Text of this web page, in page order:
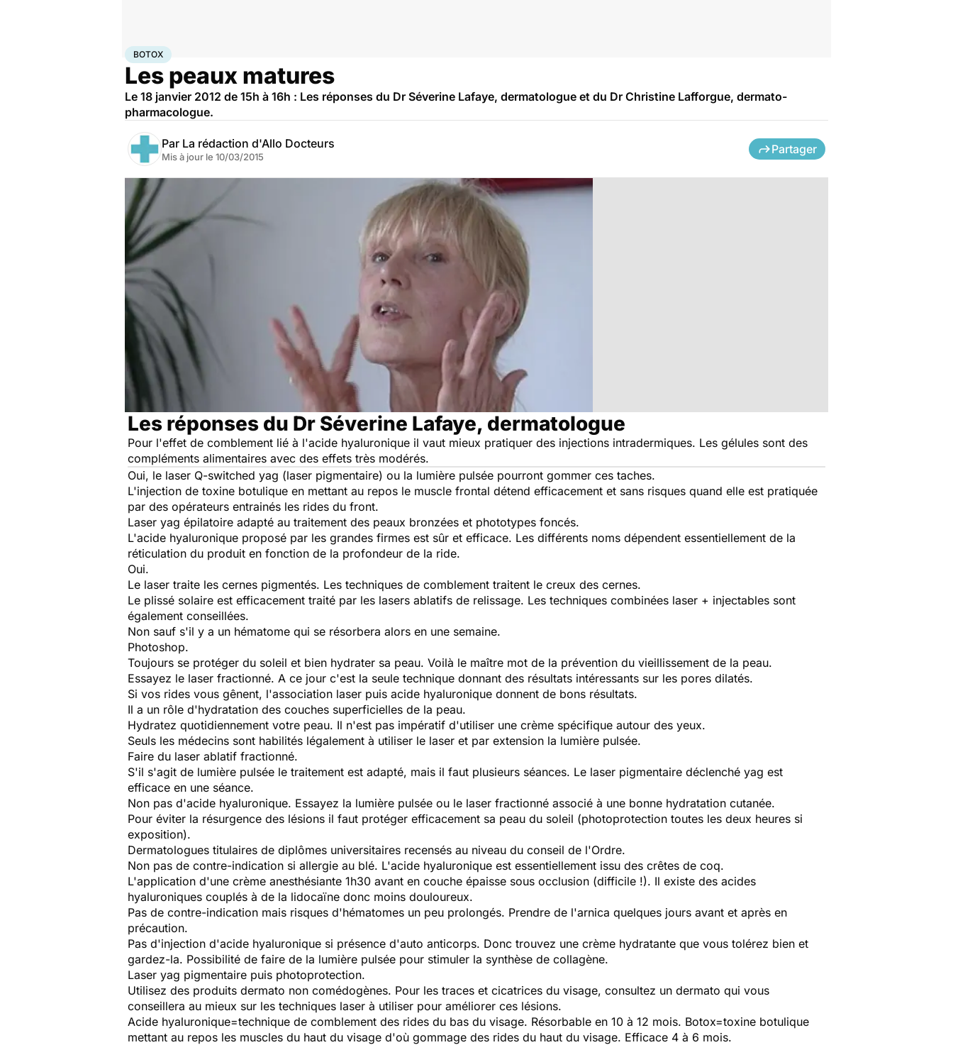
AccueilSanté
BOTOX
Les peaux matures
Le 18 janvier 2012 de 15h à 16h : Les réponses du Dr Séverine Lafaye, dermatologue et du Dr Christine Lafforgue, dermato-
pharmacologue.
Par La rédaction d'Allo Docteurs
Mis à jour le 10/03/2015
Partager
Les réponses du Dr Séverine Lafaye, dermatologue
Pour l'effet de comblement lié à l'acide hyaluronique il vaut mieux pratiquer des injections intradermiques. Les gélules sont des
compléments alimentaires avec des effets très modérés.
Oui, le laser Q-switched yag (laser pigmentaire) ou la lumière pulsée pourront gommer ces taches.
L'injection de toxine botulique en mettant au repos le muscle frontal détend efficacement et sans risques quand elle est pratiquée
par des opérateurs entrainés les rides du front.
Laser yag épilatoire adapté au traitement des peaux bronzées et phototypes foncés.
L'acide hyaluronique proposé par les grandes firmes est sûr et efficace. Les différents noms dépendent essentiellement de la
réticulation du produit en fonction de la profondeur de la ride.
Oui.
Le laser traite les cernes pigmentés. Les techniques de comblement traitent le creux des cernes.
Le plissé solaire est efficacement traité par les lasers ablatifs de relissage. Les techniques combinées laser + injectables sont
également conseillées.
Non sauf s'il y a un hématome qui se résorbera alors en une semaine.
Photoshop.
Toujours se protéger du soleil et bien hydrater sa peau. Voilà le maître mot de la prévention du vieillissement de la peau.
Essayez le laser fractionné. A ce jour c'est la seule technique donnant des résultats intéressants sur les pores dilatés.
Si vos rides vous gênent, l'association laser puis acide hyaluronique donnent de bons résultats.
Il a un rôle d'hydratation des couches superficielles de la peau.
Hydratez quotidiennement votre peau. Il n'est pas impératif d'utiliser une crème spécifique autour des yeux.
Seuls les médecins sont habilités légalement à utiliser le laser et par extension la lumière pulsée.
Faire du laser ablatif fractionné.
S'il s'agit de lumière pulsée le traitement est adapté, mais il faut plusieurs séances. Le laser pigmentaire déclenché yag est
efficace en une séance.
Non pas d'acide hyaluronique. Essayez la lumière pulsée ou le laser fractionné associé à une bonne hydratation cutanée.
Pour éviter la résurgence des lésions il faut protéger efficacement sa peau du soleil (photoprotection toutes les deux heures si
exposition).
Dermatologues titulaires de diplômes universitaires recensés au niveau du conseil de l'Ordre.
Non pas de contre-indication si allergie au blé. L'acide hyaluronique est essentiellement issu des crêtes de coq.
L'application d'une crème anesthésiante 1h30 avant en couche épaisse sous occlusion (difficile !). Il existe des acides
hyaluroniques couplés à de la lidocaïne donc moins douloureux.
Pas de contre-indication mais risques d'hématomes un peu prolongés. Prendre de l'arnica quelques jours avant et après en
précaution.
Pas d'injection d'acide hyaluronique si présence d'auto anticorps. Donc trouvez une crème hydratante que vous tolérez bien et
gardez-la. Possibilité de faire de la lumière pulsée pour stimuler la synthèse de collagène.
Laser yag pigmentaire puis photoprotection.
Utilisez des produits dermato non comédogènes. Pour les traces et cicatrices du visage, consultez un dermato qui vous
conseillera au mieux sur les techniques laser à utiliser pour améliorer ces lésions.
Acide hyaluronique=technique de comblement des rides du bas du visage. Résorbable en 10 à 12 mois. Botox=toxine botulique
mettant au repos les muscles du haut du visage d'où gommage des rides du haut du visage. Efficace 4 à 6 mois.